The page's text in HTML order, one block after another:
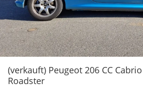
(verkauft) Peugeot 206 CC
Roadster